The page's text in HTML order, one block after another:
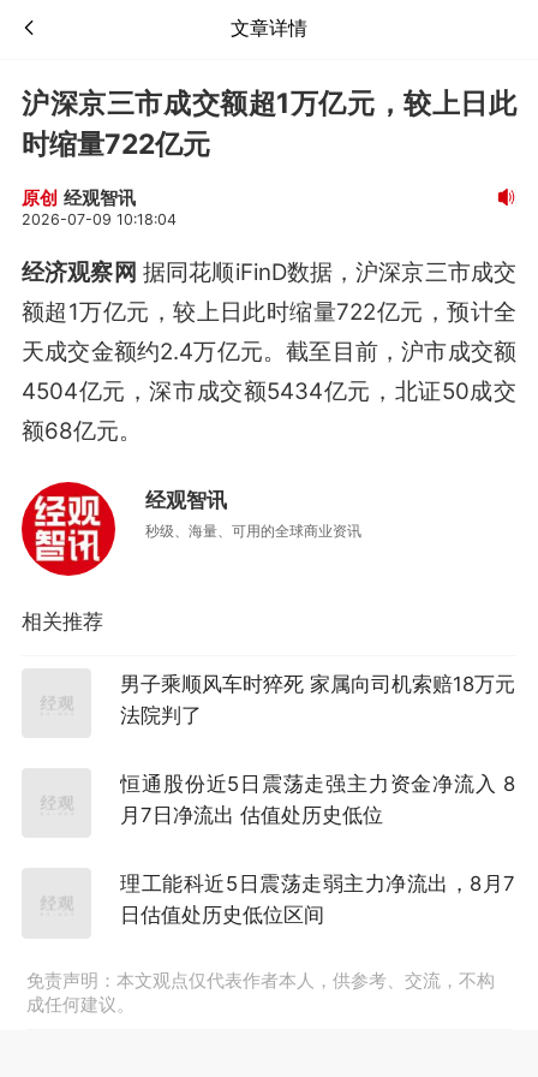
文章详情
沪深京三市成交额超1万亿元，较上日此
时缩量722亿元
原创 经观智讯
2026-07-09 10:18:04
经济观察网 据同花顺iFinD数据，沪深京三市成交
额超1万亿元，较上日此时缩量722亿元，预计全
天成交金额约2.4万亿元。截至目前，沪市成交额
4504亿元，深市成交额5434亿元，北证50成交
额68亿元。
经观智讯
秒级、海量、可用的全球商业资讯
相关推荐
男子乘顺风车时猝死 家属向司机索赔18万元
法院判了
恒通股份近5日震荡走强主力资金净流入 8
月7日净流出 估值处历史低位
理工能科近5日震荡走弱主力净流出，8月7
日估值处历史低位区间
免责声明：本文观点仅代表作者本人，供参考、交流，不构
成任何建议。